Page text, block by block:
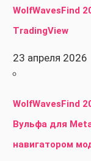
WolfWavesFind
TradingView
23 апреля 2026
WolfWavesFind
Вульфа для
навигатором